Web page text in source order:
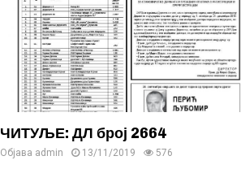
ЧИТУЉЕ: ДЛ број 2664
Објава admin 13/11/2019 576